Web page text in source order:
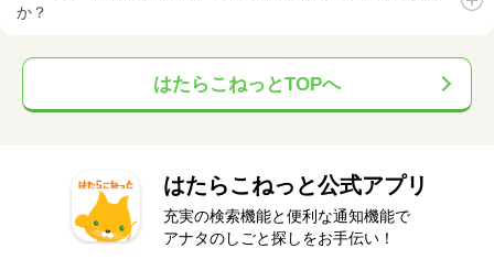
か？
はたらこねっとTOPへ
はたらこねっと公式アプリ
充実の検索機能と便利な通知機能で
アナタのしごと探しをお手伝い！